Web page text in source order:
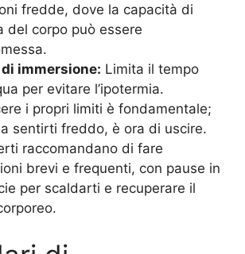
fredde, dove la capacità di
del corpo può essere
immersione: Limita il tempo
per evitare l’ipotermia.
i propri limiti è fondamentale;
sentirti freddo, è ora di uscire.
raccomandano di fare
brevi e frequenti, con pause in
per scaldarti e recuperare il